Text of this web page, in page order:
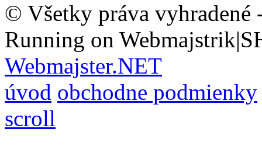
© Všetky práva vyhradené
Running on
Webmajster.NET
úvod obchodne podmienky
scroll